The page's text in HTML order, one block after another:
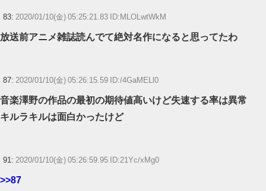
83: 2020/01/10(金) 05:25:21.83 ID:MLOLwtWkM
放送前アニメ雑誌読んでて絶対名作になると思ってたわ
87: 2020/01/10(金) 05:26:15.59 ID:/4GaMELl0
音楽澤野の作品の最初の期待値高いけど失速する率は異常
キルラキルは面白かったけど
91: 2020/01/10(金) 05:26:59.95 ID:21Yc/xMg0
>>87